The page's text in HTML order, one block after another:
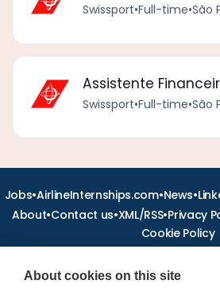
Swissport•Full-time•São
Assistente
Swissport•Full-time•São
Jobs•AirlineInternships.com•News•
About•Contact us•XML/RSS•Privacy
Cookie Policy
About cookies on this site